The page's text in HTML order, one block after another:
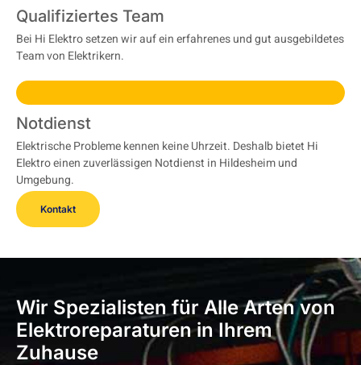
Qualifiziertes Team
Bei Hi Elektro setzen wir auf ein erfahrenes und gut ausgebildetes
Team von Elektrikern.
Notdienst
Elektrische Probleme kennen keine Uhrzeit. Deshalb bietet Hi
Elektro einen zuverlässigen Notdienst in Hildesheim und
Umgebung.
Kontakt
Wir Spezialisten für Alle Arten von
Elektroreparaturen in Ihrem
Zuhause